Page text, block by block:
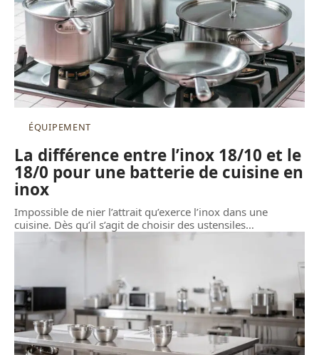
ÉQUIPEMENT
La différence entre l’inox 18/10 et le
18/0 pour une batterie de cuisine en
inox
Impossible de nier l’attrait qu’exerce l’inox dans une
cuisine. Dès qu’il s’agit de choisir des ustensiles…